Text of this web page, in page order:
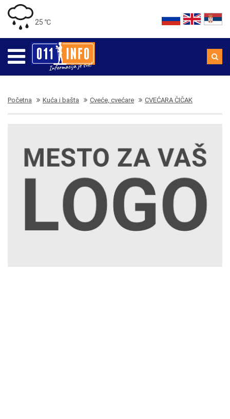
25 ℃
Početna Kuća i bašta Cveće, cvećare CVEĆARA ČIČAK